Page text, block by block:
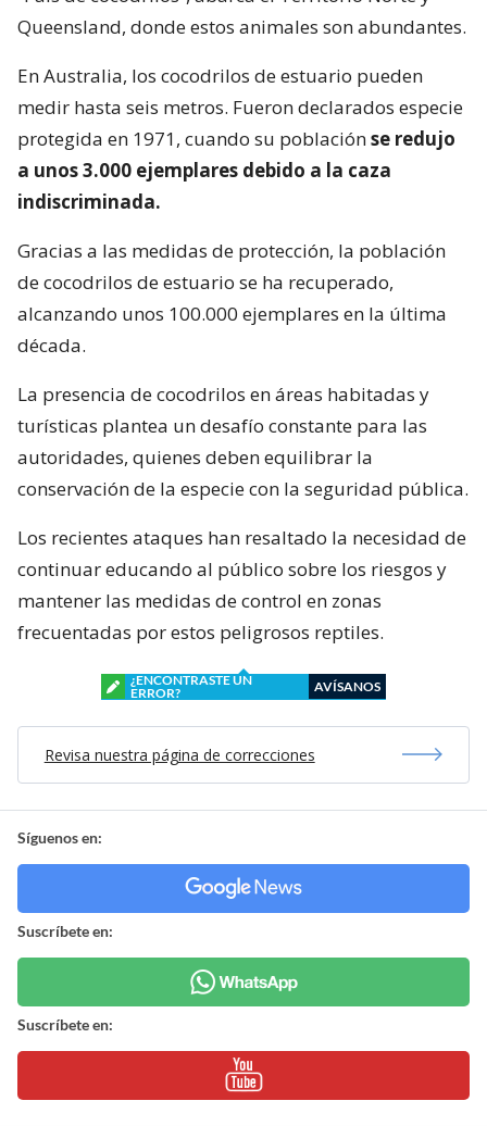
Queensland, donde estos animales son abundantes.
En Australia, los cocodrilos de estuario pueden
medir hasta seis metros. Fueron declarados especie
protegida en 1971, cuando su poblaciónse redujo
a unos 3.000 ejemplares debido a la caza
indiscriminada.
Gracias a las medidas de protección, la población
de cocodrilos de estuario se ha recuperado,
alcanzando unos 100.000 ejemplares en la última
década.
La presencia de cocodrilos en áreas habitadas y
turísticas plantea un desafío constante para las
autoridades, quienes deben equilibrar la
conservación de la especie con la seguridad pública.
Los recientes ataques han resaltado la necesidad de
continuar educando al público sobre los riesgos y
mantener las medidas de control en zonas
frecuentadas por estos peligrosos reptiles.
¿ENCONTRASTE UN
ERROR?
AVÍSANOS
Revisa nuestra página de correcciones
Síguenos en:
Suscríbete en:
Suscríbete en: